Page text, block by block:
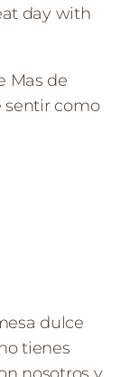
day with
Mas de
sentir como
dulce
tienes